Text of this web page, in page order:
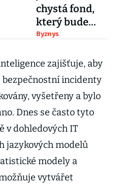
chystá fond,
který bude
investovat do
ch startupů.
Ve hře je
Byznys
zajišťuje, aby
bezpečnostní incidenty
vyšetřeny a bylo
Dnes se často tyto
v dohledových IT
jazykových modelů
modely a
vytvářet